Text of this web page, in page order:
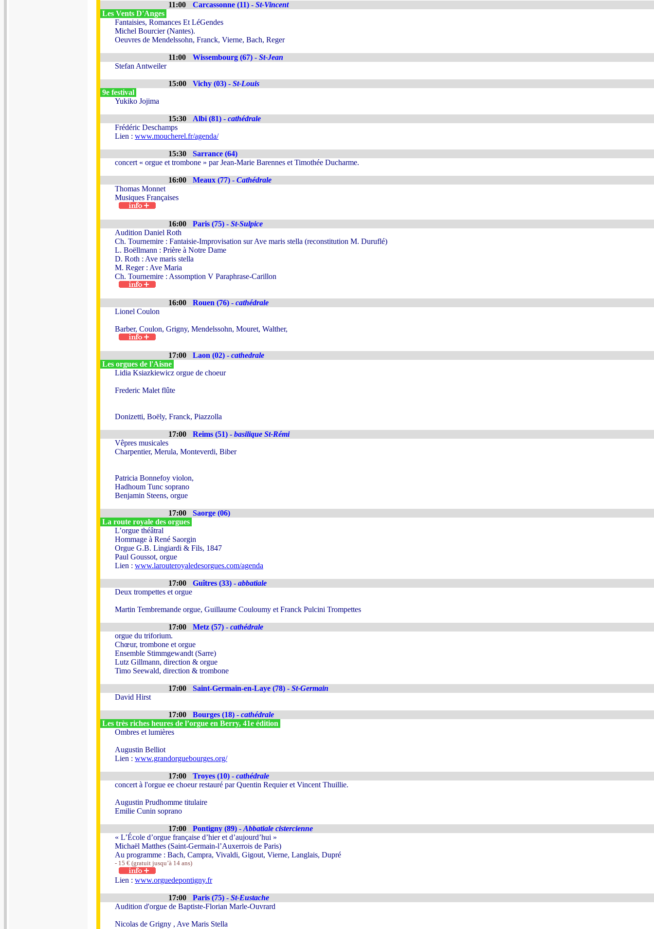
11:00 Carcassonne (11) - St-Vincent
Les Vents D'Anges
Fantaisies, Romances Et LéGendes
Michel Bourcier (Nantes).
Oeuvres de Mendelssohn, Franck, Vierne, Bach, Reger
11:00 Wissembourg (67) - St-Jean
Stefan Antweiler
15:00 Vichy (03) - St-Louis
9e festival
Yukiko Jojima
15:30 Albi (81) - cathédrale
Frédéric Deschamps
Lien : www.moucherel.fr/agenda/
15:30
Sarrance (64)
concert « orgue et trombone » par Jean-Marie Barennes et Timothée Ducharme.
16:00 Meaux (77) - Cathédrale
Thomas Monnet
Musiques Françaises
16:00 Paris (75) - St-Sulpice
Audition Daniel Roth
Ch. Tournemire : Fantaisie-Improvisation sur Ave maris stella (reconstitution M. Duruflé)
L. Boëllmann : Prière à Notre Dame
D. Roth : Ave maris stella
M. Reger : Ave Maria
Ch. Tournemire : Assomption V Paraphrase-Carillon
16:00 Rouen (76) - cathédrale
Lionel Coulon
Barber, Coulon, Grigny, Mendelssohn, Mouret, Walther,
17:00 Laon (02) - cathedrale
Les orgues de l'Aisne
Lidia Ksiazkiewicz orgue de choeur
Frederic Malet flûte
Donizetti, Boëly, Franck, Piazzolla
17:00 Reims (51) - basilique St-Rémi
Vêpres musicales
Charpentier, Merula, Monteverdi, Biber
Patricia Bonnefoy violon,
Hadhoum Tunc soprano
Benjamin Steens, orgue
17:00
Saorge (06)
La route royale des orgues
L’orgue théâtral
Hommage à René Saorgin
Orgue G.B. Lingiardi & Fils, 1847
Paul Goussot, orgue
Lien : www.larouteroyaledesorgues.com/agenda
17:00 Guîtres (33) - abbatiale
Deux trompettes et orgue
Martin Tembremande orgue, Guillaume Couloumy et Franck Pulcini Trompettes
17:00 Metz (57) - cathédrale
orgue du triforium.
Chœur, trombone et orgue
Ensemble Stimmgewandt (Sarre)
Lutz Gillmann, direction & orgue
Timo Seewald, direction & trombone
17:00 Saint-Germain-en-Laye (78) - St-Germain
David Hirst
17:00 Bourges (18) - cathédrale
Les très riches heures de l’orgue en Berry, 41e édition
Ombres et lumières
Augustin Belliot
Lien : www.grandorguebourges.org/
17:00 Troyes (10) - cathédrale
concert à l'orgue ee choeur restauré par Quentin Requier et Vincent Thuillie.
Augustin Prudhomme titulaire
Emilie Cunin soprano
17:00 Pontigny (89) - Abbatiale cistercienne
« L’École d’orgue française d’hier et d’aujourd’hui »
Michaël Matthes (Saint-Germain-l’Auxerrois de Paris)
Au programme : Bach, Campra, Vivaldi, Gigout, Vierne, Langlais, Dupré
- 15 € (gratuit jusqu’à 14 ans)
Lien : www.orguedepontigny.fr
17:00 Paris (75) - St-Eustache
Audition d'orgue de Baptiste-Florian Marle-Ouvrard
Nicolas de Grigny , Ave Maris Stella